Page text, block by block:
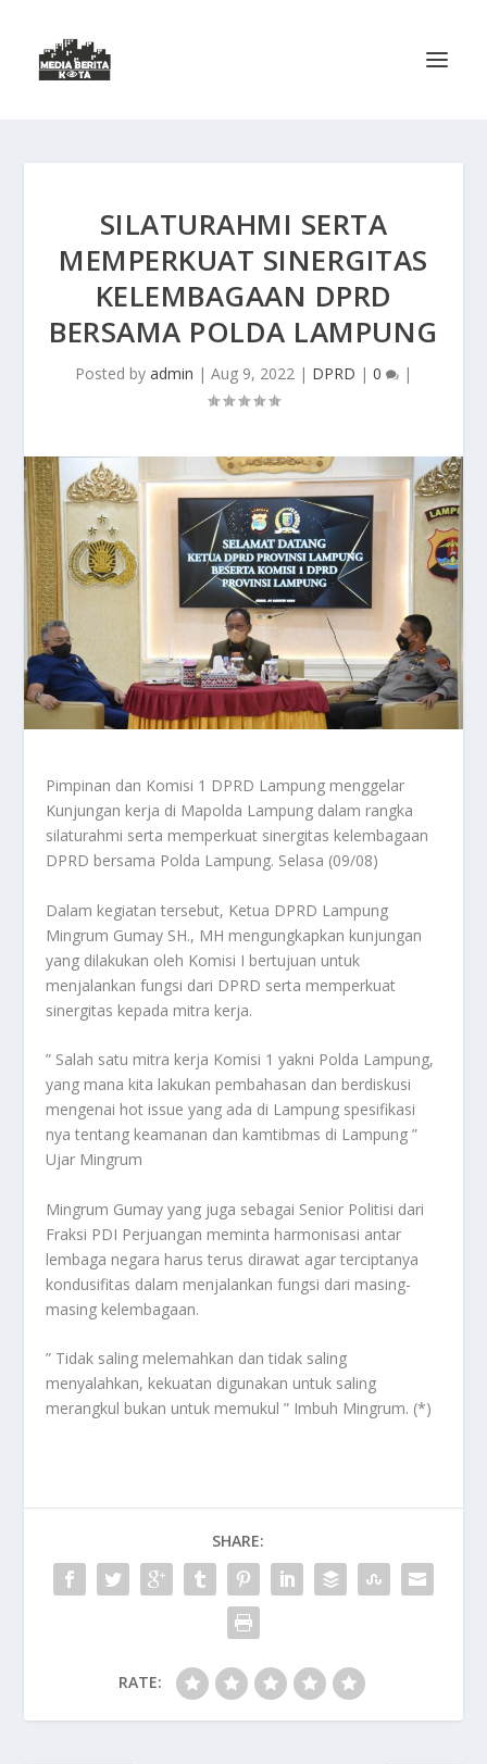
SILATURAHMI SERTA
MEMPERKUAT SINERGITAS
KELEMBAGAAN DPRD
BERSAMA POLDA LAMPUNG
Posted by admin | Aug 9, 2022 | DPRD | 0 |
Pimpinan dan Komisi 1 DPRD Lampung menggelar
Kunjungan kerja di Mapolda Lampung dalam rangka
silaturahmi serta memperkuat sinergitas kelembagaan
DPRD bersama Polda Lampung. Selasa (09/08)
Dalam kegiatan tersebut, Ketua DPRD Lampung
Mingrum Gumay SH., MH mengungkapkan kunjungan
yang dilakukan oleh Komisi I bertujuan untuk
menjalankan fungsi dari DPRD serta memperkuat
sinergitas kepada mitra kerja.
” Salah satu mitra kerja Komisi 1 yakni Polda Lampung,
yang mana kita lakukan pembahasan dan berdiskusi
mengenai hot issue yang ada di Lampung spesifikasi
nya tentang keamanan dan kamtibmas di Lampung ”
Ujar Mingrum
Mingrum Gumay yang juga sebagai Senior Politisi dari
Fraksi PDI Perjuangan meminta harmonisasi antar
lembaga negara harus terus dirawat agar terciptanya
kondusifitas dalam menjalankan fungsi dari masing-
masing kelembagaan.
” Tidak saling melemahkan dan tidak saling
menyalahkan, kekuatan digunakan untuk saling
merangkul bukan untuk memukul ” Imbuh Mingrum. (*)
SHARE:
RATE: